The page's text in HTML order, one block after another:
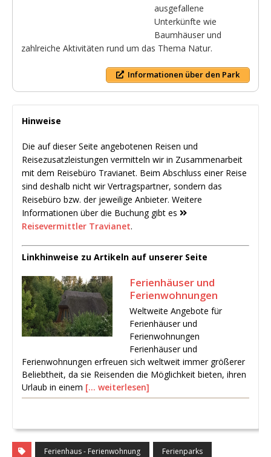
ausgefallene
Unterkünfte wie
Baumhäuser und
zahlreiche Aktivitäten rund um das Thema Natur.
Informationen über den Park
Hinweise
Die auf dieser Seite angebotenen Reisen und
Reisezusatzleistungen vermitteln wir in Zusammenarbeit
mit dem Reisebüro Travianet. Beim Abschluss einer Reise
sind deshalb nicht wir Vertragspartner, sondern das
Reisebüro bzw. der jeweilige Anbieter. Weitere
Informationen über die Buchung gibt es
Reisevermittler Travianet.
Linkhinweise zu Artikeln auf unserer Seite
Ferienhäuser und
Ferienwohnungen
Weltweite Angebote für
Ferienhäuser und
Ferienwohnungen
Ferienhäuser und
Ferienwohnungen erfreuen sich weltweit immer größerer
Beliebtheit, da sie Reisenden die Möglichkeit bieten, ihren
Urlaub in einem [… weiterlesen]
Ferienhaus - Ferienwohnung Ferienparks